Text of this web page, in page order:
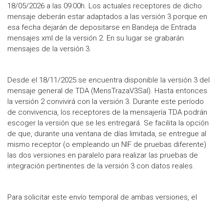
18/05/2026 a las 09:00h. Los actuales receptores de dicho
mensaje deberán estar adaptados a las versión 3 porque en
esa fecha dejarán de depositarse en Bandeja de Entrada
mensajes xml de la versión 2. En su lugar se grabarán
mensajes de la versión 3.
Desde el 18/11/2025 se encuentra disponible la versión 3 del
mensaje general de TDA (MensTrazaV3Sal). Hasta entonces
la versión 2 convivirá con la versión 3. Durante este período
de convivencia, los receptores de la mensajería TDA podrán
escoger la versión que se les entregará. Se facilita la opción
de que, durante una ventana de días limitada, se entregue al
mismo receptor (o empleando un NIF de pruebas diferente)
las dos versiones en paralelo para realizar las pruebas de
integración pertinentes de la versión 3 con datos reales.
Para solicitar este envío temporal de ambas versiones, el